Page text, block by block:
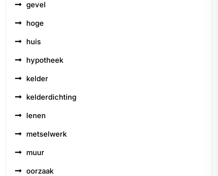
gevel
hoge
huis
hypotheek
kelder
kelderdichting
lenen
metselwerk
muur
oorzaak